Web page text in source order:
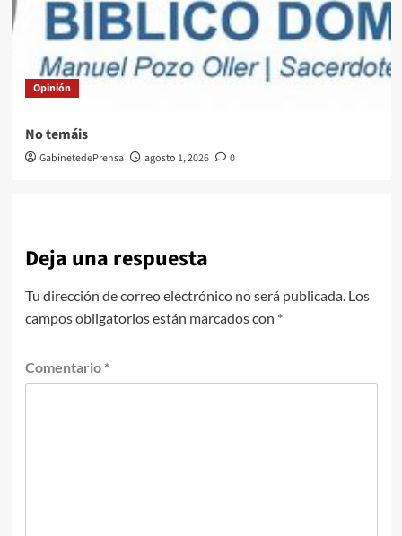
Opinión
No temáis
GabinetedePrensa agosto 1, 2026 0
Deja una respuesta
Tu dirección de correo electrónico no será publicada. Los
campos obligatorios están marcados con *
Comentario *